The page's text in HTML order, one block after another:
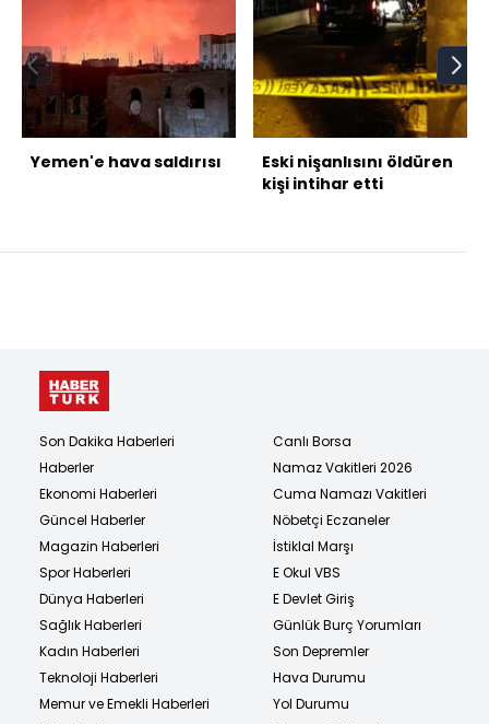
Yemen'e hava saldırısı
Eski nişanlısını öldüren
kişi intihar etti
Son Dakika Haberleri
Haberler
Ekonomi Haberleri
Güncel Haberler
Magazin Haberleri
Spor Haberleri
Dünya Haberleri
Sağlık Haberleri
Kadın Haberleri
Teknoloji Haberleri
Memur ve Emekli Haberleri
Canlı Borsa
Namaz Vakitleri 2026
Cuma Namazı Vakitleri
Nöbetçi Eczaneler
İstiklal Marşı
E Okul VBS
E Devlet Giriş
Günlük Burç Yorumları
Son Depremler
Hava Durumu
Yol Durumu